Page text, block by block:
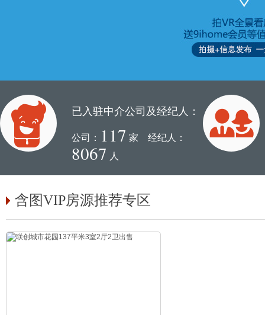
已入驻中介公司及经纪人：
公司： 117 家 经纪人：
8067 人
含图VIP房源推荐专区